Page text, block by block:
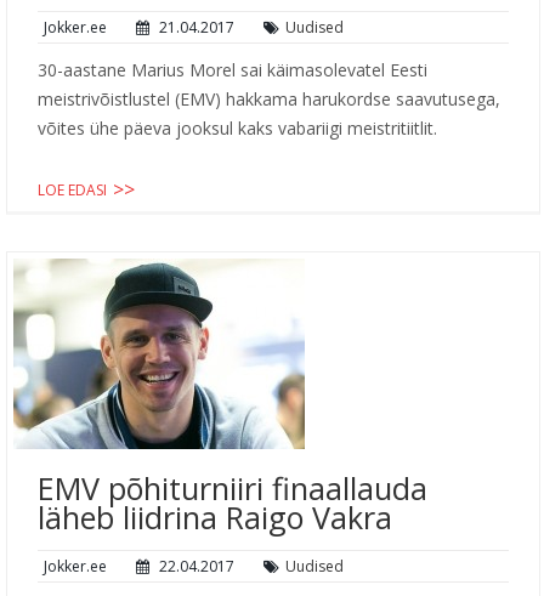
Jokker.ee 21.04.2017 Uudised
30-aastane Marius Morel sai käimasolevatel Eesti
meistrivõistlustel (EMV) hakkama harukordse saavutusega,
võites ühe päeva jooksul kaks vabariigi meistritiitlit.
LOE EDASI
EMV põhiturniiri finaallauda
läheb liidrina Raigo Vakra
Jokker.ee 22.04.2017 Uudised